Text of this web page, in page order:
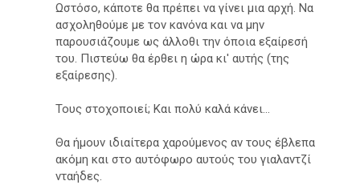
Ωστόσο, κάποτε θα πρέπει να γίνει μια αρχή. Να
ασχοληθούμε με τον κανόνα και να μην
παρουσιάζουμε ως άλλοθι την όποια εξαίρεσή
του. Πιστεύω θα έρθει η ώρα κι' αυτής (της
εξαίρεσης).
Τους στοχοποιεί; Και πολύ καλά κάνει...
Θα ήμουν ιδιαίτερα χαρούμενος αν τους έβλεπα
ακόμη και στο αυτόφωρο αυτούς του γιαλαντζί
νταήδες.